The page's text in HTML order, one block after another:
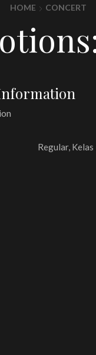
HOME CONCERT
Regular, Kelas